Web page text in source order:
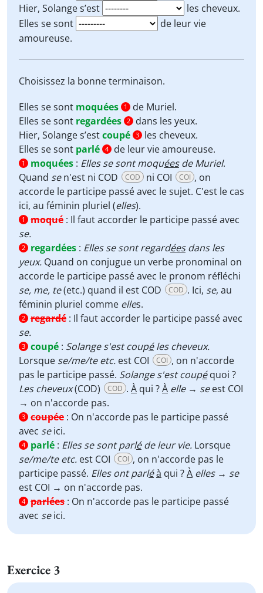
Hier, Solange s’est
les cheveux.
Elles se sont
de leur vie
amoureuse.
Choisissez la bonne terminaison.
Elles se sont moquées 1
de Muriel.
Elles se sont regardées 2
dans les yeux.
Hier, Solange s’estcoupé 3
les cheveux.
Elles se sont parlé 4 de leur vie amoureuse.
1 moquées : Elles se sont moquéesde Muriel.
Quand sen'est ni COD COD ni COI COI , on
accorde le participe passé avec le sujet. C'est le cas
ici, au féminin pluriel (elles).
1 moqué : Il faut accorder le participe passé avec
se.
2 regardées : Elles se sont regardéesdans les
yeux. Quand on conjugue un verbe pronominal on
accorde le participe passé avec le pronom réfléchi
se, me, te(etc.) quand il est COD COD . Ici, se, au
féminin pluriel comme elles.
2 regardé : Il faut accorder le participe passé avec
se.
3 coupé : Solange s'est coupéles cheveux.
Lorsque se/me/te etc. est COI COI , on n'accorde
pas le participe passé. Solange s'est coupé quoi ?
Les cheveux(COD) COD . À qui ?À elle → seest COI
→ on n'accorde pas.
3 coupée : On n'accorde pas le participe passé
avec seici.
4 parlé : Elles se sont parléde leur vie. Lorsque
se/me/te etc. est COI COI , on n'accorde pas le
participe passé. Elles ont parléà qui ?À elles→ se
est COI → on n'accorde pas.
4 parlées : On n'accorde pas le participe passé
avec seici.
Exercice 3